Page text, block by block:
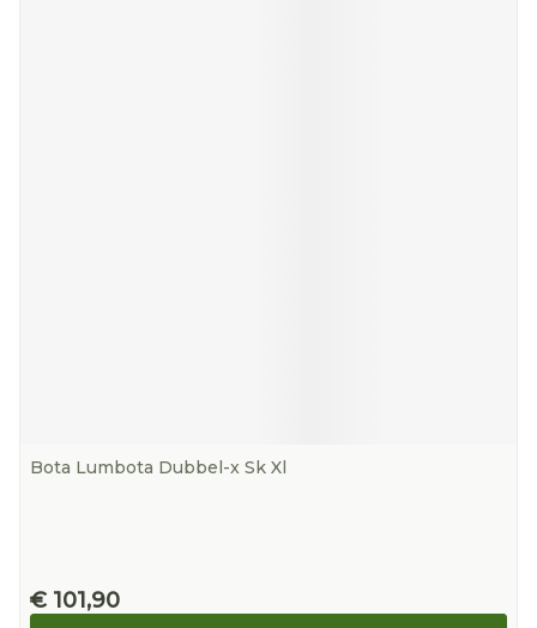
Bota Lumbota Dubbel-x Sk Xl
€ 101,90